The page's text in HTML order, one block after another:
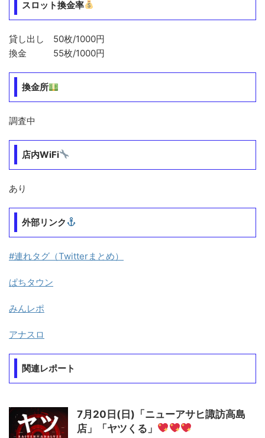
スロット換金率
貸し出し 50枚/1000円
換金 55枚/1000円
換金所
調査中
店内WiFi
あり
外部リンク
#連れタグ（Twitterまとめ）
ぱちタウン
みんレポ
アナスロ
関連レポート
7月20日(日)「ニューアサヒ諏訪高島
店」「ヤツくる」